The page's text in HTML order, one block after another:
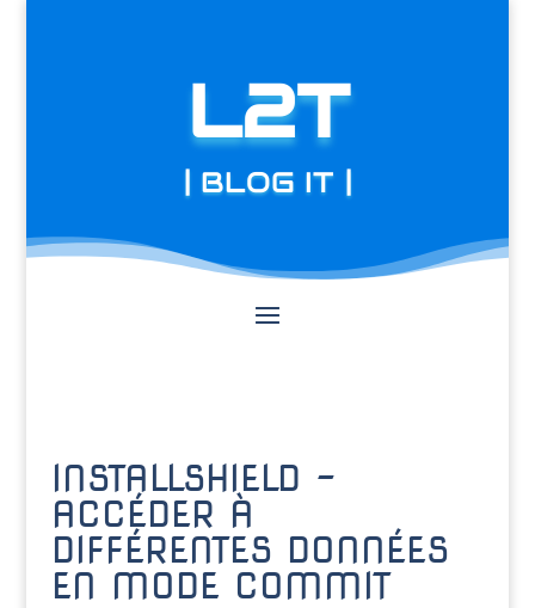
L2T
| BLOG IT |
INSTALLSHIELD –
ACCÉDER À
DIFFÉRENTES DONNÉES
EN MODE COMMIT